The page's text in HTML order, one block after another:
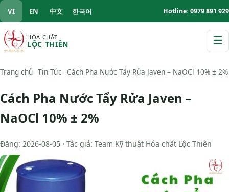
VI EN 中文 한국어 Hotline: 0979 891 929
HÓA CHẤT
LỘC THIÊN ☰
Trang chủ Tin Tức Cách Pha Nước Tẩy Rửa Javen – NaOCl 10% ± 2%
Cách Pha Nước Tẩy Rửa Javen –
NaOCl 10% ± 2%
Đăng: 2026-08-05 · Tác giả: Team Kỹ thuật Hóa chất Lộc Thiên